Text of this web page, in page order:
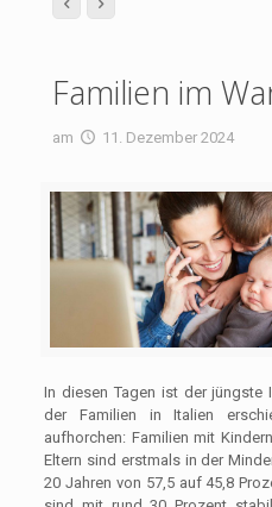
Familien im
am 11. Dezember 2024
In diesen Tagen ist der jüngste
der Familien in Italien
aufhorchen: Familien mit
Eltern sind erstmals in der
20 Jahren von 57,5 auf 45,8